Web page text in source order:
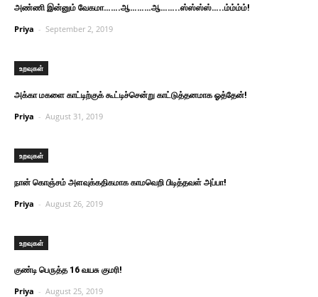
அண்ணி இன்னும் வேகமா…….ஆ………ஆ……..ஸ்ஸ்ஸ்ஸ்…..ம்ம்ம்ம்!
Priya - September 2, 2019
உறவுகள்
அக்கா மகளை காட்டிற்குக் கூட்டிச்சென்று காட்டுத்தனமாக ஓத்தேன்!
Priya - August 31, 2019
உறவுகள்
நான் கொஞ்சம் அளவுக்கதிகமாக காமவெறி பிடித்தவள் அப்பா!
Priya - August 26, 2019
உறவுகள்
குண்டி பெருத்த 16 வயசு குமரி!
Priya - August 25, 2019